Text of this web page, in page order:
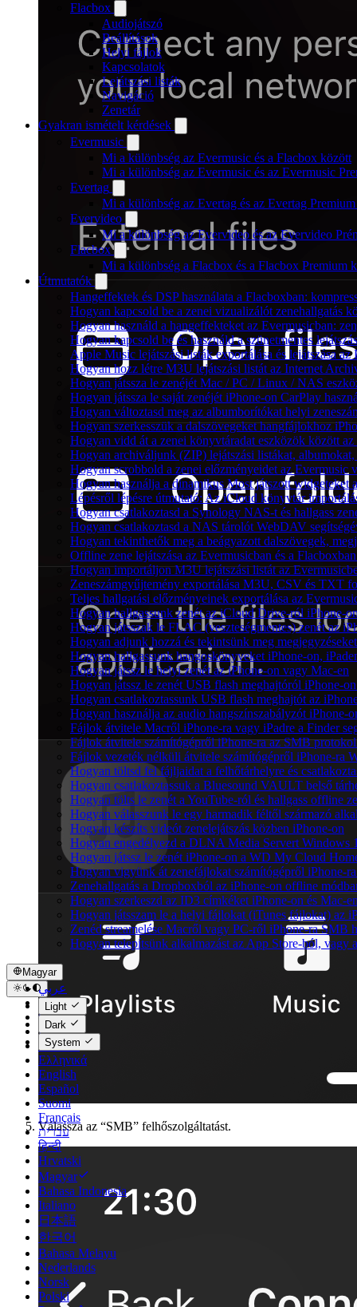
Flacbox
Audiojátszó
Beállítások
Helyi fájlok
Kapcsolatok
Lejátszási listák
Navigáció
Zenetár
Gyakran ismételt kérdések
Evermusic
Mi a különbség az Evermusic és a Flacbox között
Mi a különbség az Evermusic és az Evermusic
Evertag
Mi a különbség az Evertag és az Evertag
Evervideo
Mi a különbség az Evervideo és az Evervideo
Flacbox
Mi a különbség a Flacbox és a Flacbox Premium
Útmutatók
Hangeffektek és DSP használata a Flacboxban:
Hogyan kapcsold be a zenei vizualizálót zenehallgatás
Hogyan használd a hangeffekteket az Evermusicban:
Hogyan kapcsold be és használd a szünetmentes
Apple Music lejátszási listák exportálása és lejátszása
Hogyan hozz létre M3U lejátszási listát az Internet
Hogyan játssza le zenéjét Mac / PC / Linux / NAS
Hogyan játssza le saját zenéjét iPhone-on CarPlay
Hogyan változtasd meg az albumborítókat helyi
Hogyan szerkesszük a dalszövegeket hangfájlokhoz
Hogyan vidd át a zenei könyvtáradat eszközök között
Hogyan archiváljunk (ZIP) lejátszási listákat,
Hogyan scrobbold a zenei előzményeidet az Evermusic
Hogyan használja a dinamikus Most játszott widgeteket
Lépésről lépésre útmutató: Az iCloud könyvtár
Hogyan csatlakoztasd a Synology NAS-t és hallgass
Hogyan csatlakoztasd a NAS tárolót WebDAV
Hogyan tekinthetők meg a beágyazott dalszövegek,
Offline zene lejátszása az Evermusicban és a
Hogyan importáljon M3U lejátszási listát az
Zeneszámgyűjtemény exportálása M3U, CSV és TXT
Teljes hallgatási előzményeinek exportálása az
Hogyan hallgassunk zenét az iCloud Drive-ról iPhone-
Hogyan játsszak le FLAC (veszteségmentes) zenét az
Hogyan adjunk hozzá és tekintsünk meg
Hogyan hallgassunk hangoskönyveket iPhone-on,
Hogyan játssz le helyi zenét az iPhone-on vagy Mac-en
Hogyan játssz le zenét USB flash meghajtóról iPhone-
Hogyan csatlakoztassunk USB flash meghajtót az
Hogyan használja az audio hangszínszabályzót
Fájlok átvitele Macről iPhone-ra vagy iPadre a Finder
Fájlok átvitele számítógépről iPhone-ra az SMB
Fájlok vezeték nélküli átvitele számítógépről iPhone-ra
Hogyan töltsd fel fájljaidat a felhőtárhelyre és
Hogyan csatlakoztassuk a Bluesound VAULT belső
Hogyan tölts le zenét a YouTube-ról és hallgass offline
Hogyan válasszunk le egy harmadik féltől származó
Hogyan készíts videót zenelejátszás közben iPhone-on
Hogyan engedélyezd a DLNA Media Servert Windows
Hogyan játssz le zenét iPhone-on a WD My Cloud
Hogyan vigyünk át zenefájlokat számítógépről iPhone-
Zenehallgatás a Dropboxból az iPhone-on offline
Hogyan szerkeszd az ID3 címkéket iPhone-on és Mac-
Hogyan játsszam le a helyi fájlokat (iTunes fájlokat) az
Zenéd streamelése Macről vagy PC-ről iPhone-ra SMB
Hogyan telepítsünk alkalmazást az App Store-ból,
Magyar
عربي
Català
Čeština
Dansk
Deutsch
Ελληνικά
English
Español
Suomi
Français
עברית
हिन्दी
Hrvatski
Magyar
Bahasa Indonesia
Italiano
日本語
한국어
Bahasa Melayu
Nederlands
Norsk
Polski
Light
Dark
System
Válassza az “SMB” felhőszolgáltatást.